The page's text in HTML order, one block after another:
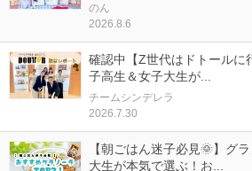
のん
2026.8.6
確認中【Z世代はドトールに
子高生＆女子大生が...
チームシンデレラ
2026.7.30
【朝ごはん迷子必見🌞】グ
大生が本気で選ぶ！お...